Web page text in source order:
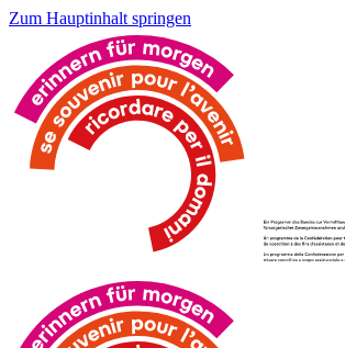
Zum Hauptinhalt springen